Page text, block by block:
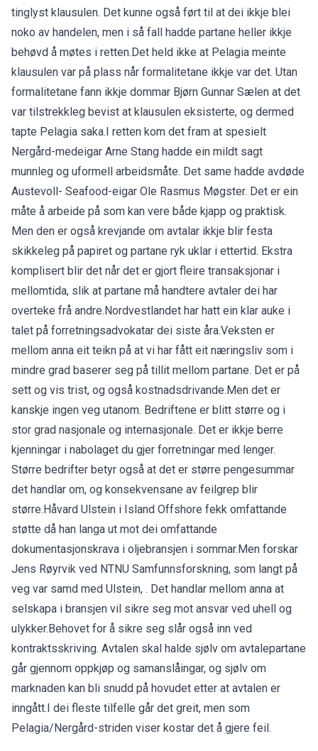
tinglyst klausulen. Det kunne også ført til at dei ikkje blei
noko av handelen, men i så fall hadde partane heller ikkje
behøvd å møtes i retten.Det held ikke at Pelagia meinte
klausulen var på plass når formalitetane ikkje var det. Utan
formalitetane fann ikkje dommar Bjørn Gunnar Sælen at det
var tilstrekkleg bevist at klausulen eksisterte, og dermed
tapte Pelagia saka.I retten kom det fram at spesielt
Nergård-medeigar Arne Stang hadde ein mildt sagt
munnleg og uformell arbeidsmåte. Det same hadde avdøde
Austevoll- Seafood-eigar Ole Rasmus Møgster. Det er ein
måte å arbeide på som kan vere både kjapp og praktisk.
Men den er også krevjande om avtalar ikkje blir festa
skikkeleg på papiret og partane ryk uklar i ettertid. Ekstra
komplisert blir det når det er gjort fleire transaksjonar i
mellomtida, slik at partane må handtere avtaler dei har
overteke frå andre.Nordvestlandet har hatt ein klar auke i
talet på forretningsadvokatar dei siste åra.Veksten er
mellom anna eit teikn på at vi har fått eit næringsliv som i
mindre grad baserer seg på tillit mellom partane. Det er på
sett og vis trist, og også kostnadsdrivande.Men det er
kanskje ingen veg utanom. Bedriftene er blitt større og i
stor grad nasjonale og internasjonale. Det er ikkje berre
kjenningar i nabolaget du gjer forretningar med lenger.
Større bedrifter betyr også at det er større pengesummar
det handlar om, og konsekvensane av feilgrep blir
større.Håvard Ulstein i Island Offshore fekk omfattande
støtte då han langa ut mot dei omfattande
dokumentasjonskrava i oljebransjen i sommar.Men forskar
Jens Røyrvik ved NTNU Samfunnsforskning, som langt på
veg var samd med Ulstein, . Det handlar mellom anna at
selskapa i bransjen vil sikre seg mot ansvar ved uhell og
ulykker.Behovet for å sikre seg slår også inn ved
kontraktsskriving. Avtalen skal halde sjølv om avtalepartane
går gjennom oppkjøp og samanslåingar, og sjølv om
marknaden kan bli snudd på hovudet etter at avtalen er
inngått.I dei fleste tilfelle går det greit, men som
Pelagia/Nergård-striden viser kostar det å gjere feil.